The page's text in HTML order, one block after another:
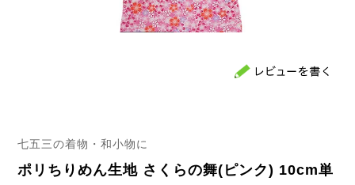
七五三の着物・和小物に
ポリちりめん生地 さくらの舞(ピンク) 10cm単